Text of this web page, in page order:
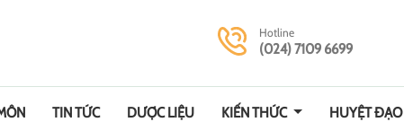
Hotline
(024) 7109 6699
TIN TỨC DƯỢC LIỆU KIẾN THỨC HUYỆT ĐẠO